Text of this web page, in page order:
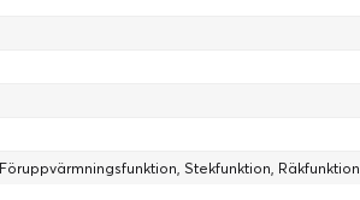
Stekfunktion, Räkfunktion